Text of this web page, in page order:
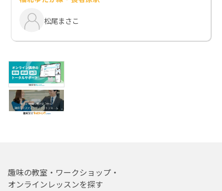
松尾まさこ
趣味の教室・ワークショップ・
オンラインレッスンを探す